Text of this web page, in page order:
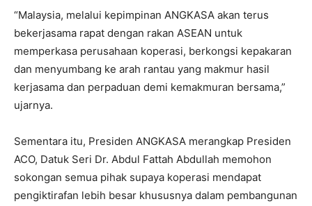
“Malaysia, melalui kepimpinan ANGKASA akan terus
bekerjasama rapat dengan rakan ASEAN untuk
memperkasa perusahaan koperasi, berkongsi kepakaran
dan menyumbang ke arah rantau yang makmur hasil
kerjasama dan perpaduan demi kemakmuran bersama,”
ujarnya.
Sementara itu, Presiden ANGKASA merangkap Presiden
ACO, Datuk Seri Dr. Abdul Fattah Abdullah memohon
sokongan semua pihak supaya koperasi mendapat
pengiktirafan lebih besar khususnya dalam pembangunan